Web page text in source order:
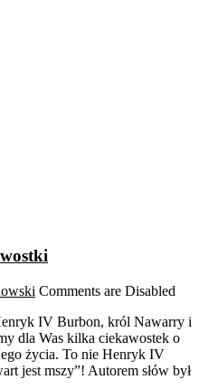
Comments are Disabled
IV Burbon, król Nawarry i
dla Was kilka ciekawostek o
życia. To nie Henryk IV
jest mszy”! Autorem słów był